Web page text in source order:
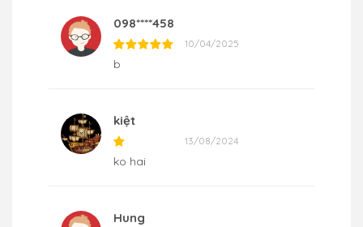
098****458
10/04/2025
b
kiệt
13/08/2024
ko hai
Hung